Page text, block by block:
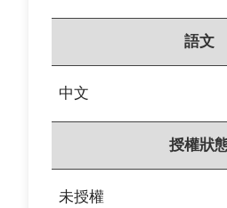
語文
中文
授權狀
未授權